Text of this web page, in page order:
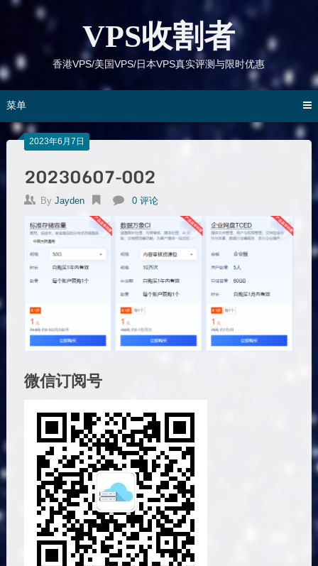
VPS收割者
香港VPS/美国VPS/日本VPS真实评测与限时优惠
菜单
2023年6月7日
20230607-002
By Jayden 0 评论
微信订阅号